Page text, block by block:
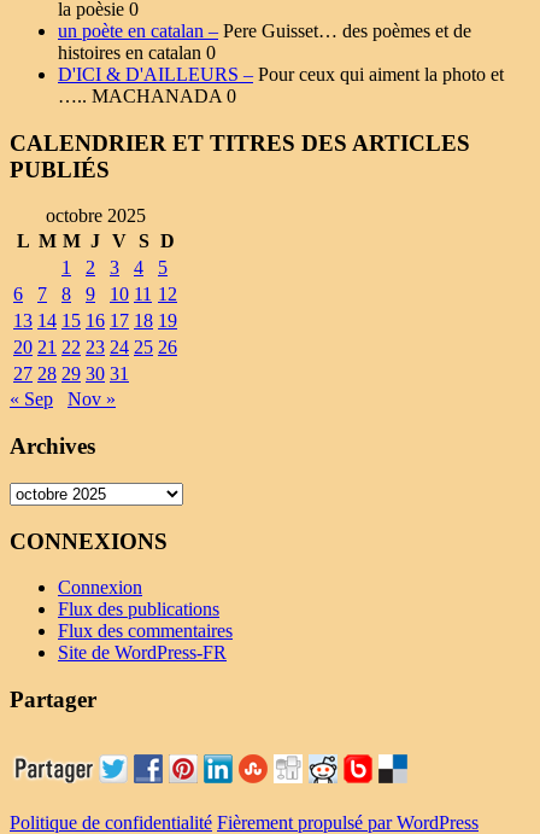
la poèsie 0
un poète en catalan – Pere Guisset… des poèmes et de
histoires en catalan 0
D'ICI & D'AILLEURS – Pour ceux qui aiment la photo et
….. MACHANADA 0
CALENDRIER ET TITRES DES ARTICLES
PUBLIÉS
octobre 2025
L M M J V S D
1
2 3 4
5
6
7 8 9 10 11 12
13 14 15 16 17 18 19
20 21 22 23 24 25 26
27 28 29 30 31
« Sep
Nov »
Archives
Archives
CONNEXIONS
Connexion
Flux des publications
Flux des commentaires
Site de WordPress-FR
Partager
Politique de confidentialité Fièrement propulsé par WordPress